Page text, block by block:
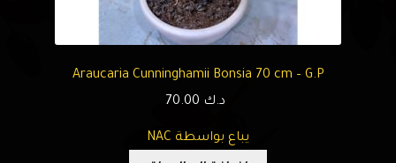
Araucaria Cunninghamii Bonsia 70 cm – G.P
د.ك
يباع بواسطة NAC